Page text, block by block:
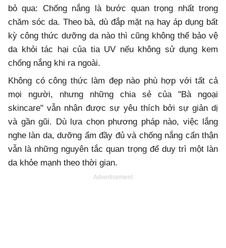
bỏ qua: Chống nắng là bước quan trọng nhất trong
chăm sóc da. Theo bà, dù đắp mặt nạ hay áp dụng bất
kỳ công thức dưỡng da nào thì cũng không thể bảo vệ
da khỏi tác hại của tia UV nếu không sử dụng kem
chống nắng khi ra ngoài.
Không có công thức làm đẹp nào phù hợp với tất cả
mọi người, nhưng những chia sẻ của "Bà ngoại
skincare" vẫn nhận được sự yêu thích bởi sự giản dị
và gần gũi. Dù lựa chọn phương pháp nào, việc lắng
nghe làn da, dưỡng ẩm đầy đủ và chống nắng cẩn thận
vẫn là những nguyên tắc quan trọng để duy trì một làn
da khỏe mạnh theo thời gian.
Advertisement